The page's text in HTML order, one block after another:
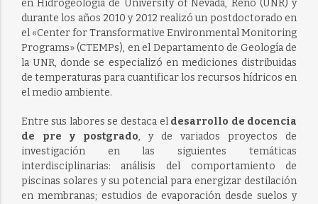
en Hidrogeología de University of Nevada, Reno (UNR) y
durante los años 2010 y 2012 realizó un postdoctorado en
el «Center for Transformative Environmental Monitoring
Programs» (CTEMPs), en el Departamento de Geología de
la UNR, donde se especializó en mediciones distribuidas
de temperaturas para cuantificar los recursos hídricos en
el medio ambiente.
Entre sus labores se destaca el desarrollo de docencia
de pre y postgrado, y de variados proyectos de
investigación en las siguientes temáticas
interdisciplinarias: análisis del comportamiento de
piscinas solares y su potencial para energizar destilación
en membranas; estudios de evaporación desde suelos y